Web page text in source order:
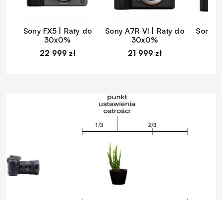
Sony FX5 | Raty do
30x0%
22 999 zł
Sony A7R VI | Raty do
30x0%
21 999 zł
Sony